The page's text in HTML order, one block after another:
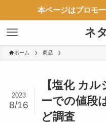
本ページはプロモ
ネ
ホーム 商品
【塩化 カ
ーでの値段
ど調査
2023
8/16